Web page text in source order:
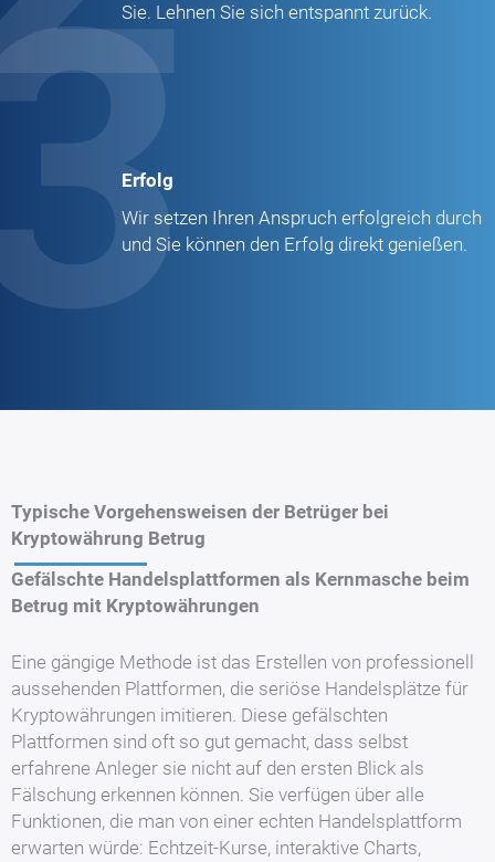
Sie. Lehnen Sie sich entspannt zurück.
Erfolg
Wir setzen Ihren Anspruch erfolgreich durch
und Sie können den Erfolg direkt genießen.
Typische Vorgehensweisen der Betrüger bei
Kryptowährung Betrug
Gefälschte Handelsplattformen als Kernmasche beim
Betrug mit Kryptowährungen
Eine gängige Methode ist das Erstellen von professionell
aussehenden Plattformen, die seriöse Handelsplätze für
Kryptowährungen imitieren. Diese gefälschten
Plattformen sind oft so gut gemacht, dass selbst
erfahrene Anleger sie nicht auf den ersten Blick als
Fälschung erkennen können. Sie verfügen über alle
Funktionen, die man von einer echten Handelsplattform
erwarten würde: Echtzeit-Kurse, interaktive Charts,